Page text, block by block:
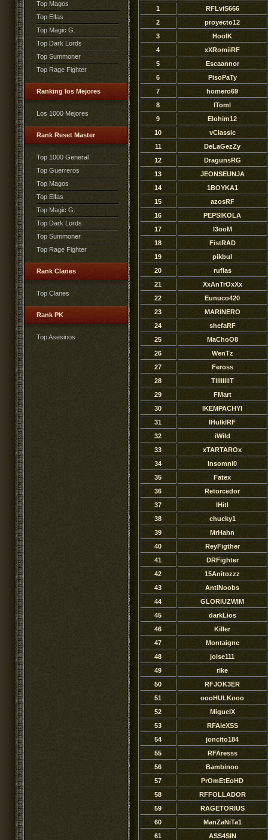
Top Magos
Top Elfas
Top Magic G.
Top Dark Lords
Top Summoner
Top Rage Fighter
Ranking los Mejores
Los 1000 Mejores
Rank Reset Master
Top 1000 General
Top Guerreros
Top Magos
Top Elfas
Top Magic G.
Top Dark Lords
Top Summoner
Top Rage Fighter
Rank Clanes
Top Clanes
Rank PK
Top Asesinos
1
RFLviS666
2
proyecto12
3
HooIK
4
xXRomiiRF
5
Escaannor
6
PisoPaTy
7
homero69
8
lToml
9
Elohim12
10
vClassic
11
DeLaGezZy
12
DragunsRG
13
JEONSEUNJA
14
1BOYKA1
15
azosRF
16
PEPSIKOLA
17
l3ooM
18
FistRAD
19
pikbul
20
ruflas
21
XxAnTrOxXx
22
Eunuco420
23
MARlNERO
24
shefaRF
25
MaChoO8
26
WenTz
27
Feross
28
TllllllllT
29
FMart
30
IKEMPACHYI
31
lHulklRF
32
iWild
33
xTARTAROx
34
Insomni0
35
Fatex
36
Retorcedor
37
lHitl
38
chucky1
39
MrHahn
40
ReyFigther
41
DRFighter
42
15Anitozzz
43
AntiNoobs
44
GLORIUZWIM
45
darkLios
46
KiIIer
47
Montaigne
48
jolse111
49
rike
50
RFJOK3ER
51
oooHULKooo
52
MiguelX
53
RFAleXSS
54
joncito184
55
RFAresss
56
Bambinoo
57
PrOmEtEoHD
58
RFFOLLADOR
59
RAGETORIUS
60
ManZaNiTa1
61
ASS4SIN